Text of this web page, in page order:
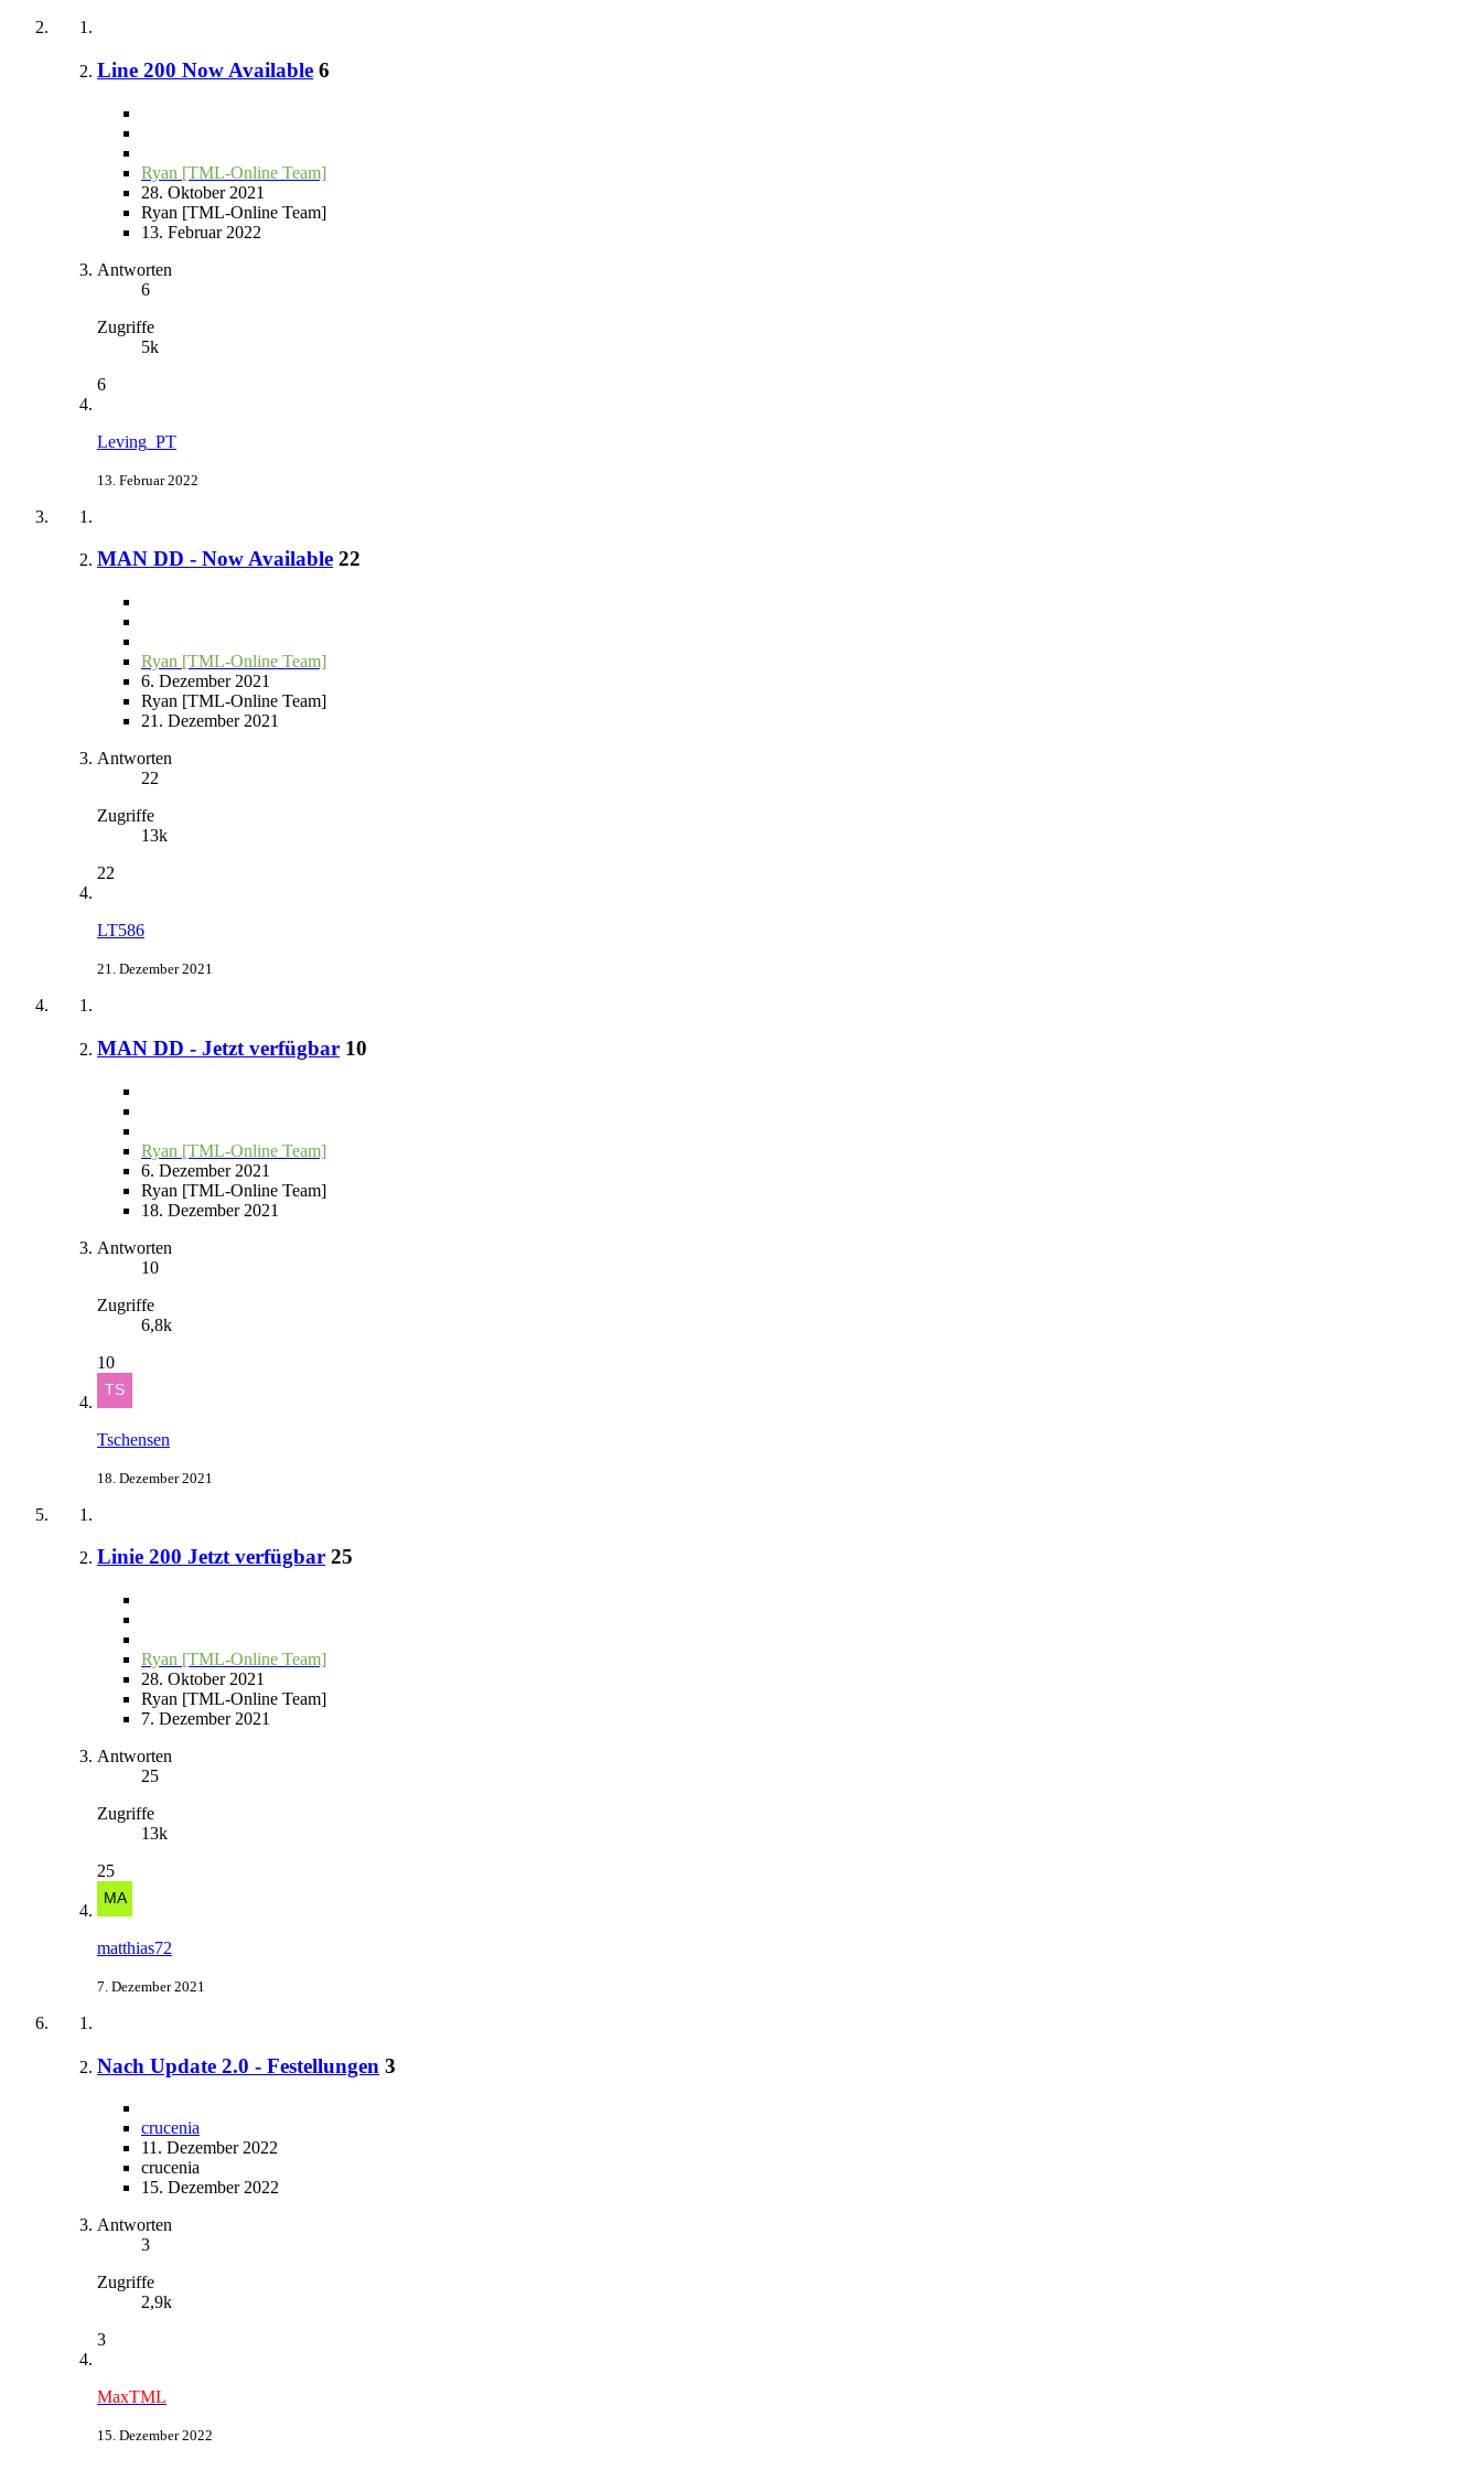
Line 200 Now Available 6
Ryan [TML-Online Team]
28. Oktober 2021
Ryan [TML-Online Team]
13. Februar 2022
Antworten
6
Zugriffe
5k
6
Leving_PT
13. Februar 2022
MAN DD - Now Available 22
Ryan [TML-Online Team]
6. Dezember 2021
Ryan [TML-Online Team]
21. Dezember 2021
Antworten
22
Zugriffe
13k
22
LT586
21. Dezember 2021
MAN DD - Jetzt verfügbar 10
Ryan [TML-Online Team]
6. Dezember 2021
Ryan [TML-Online Team]
18. Dezember 2021
Antworten
10
Zugriffe
6,8k
10
Tschensen
18. Dezember 2021
Linie 200 Jetzt verfügbar 25
Ryan [TML-Online Team]
28. Oktober 2021
Ryan [TML-Online Team]
7. Dezember 2021
Antworten
25
Zugriffe
13k
25
matthias72
7. Dezember 2021
Nach Update 2.0 - Festellungen 3
crucenia
11. Dezember 2022
crucenia
15. Dezember 2022
Antworten
3
Zugriffe
2,9k
3
MaxTML
15. Dezember 2022